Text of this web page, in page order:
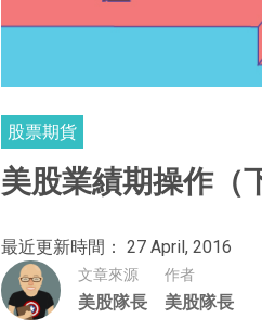
股票期貨
美股業績期操作（
最近更新時間： 27 April, 2016
文章來源
美股隊長
作者
美股隊長